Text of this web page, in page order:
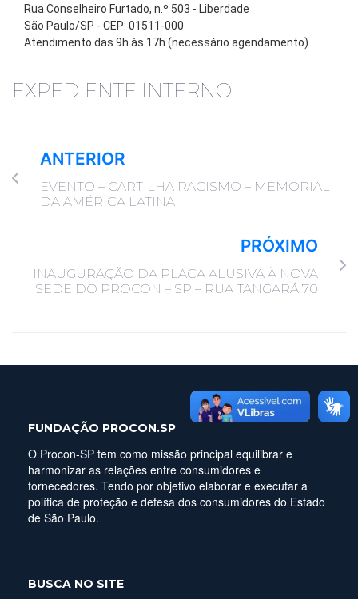
Rua Conselheiro Furtado, n.º 503 - Liberdade
São Paulo/SP - CEP: 01511-000
Atendimento das 9h às 17h (necessário agendamento)
EXPEDIENTE INTERNO
ANTERIOR
EVENTO – CARTILHA RACISMO – MEMORIAL
DA AMÉRICA LATINA
PRÓXIMO
INAUGURAÇÃO DA PLACA ALUSIVA À NOVA
SEDE DO PROCON – SP – RUA TANGARÁ 70
FUNDAÇÃO PROCON.SP
O Procon-SP tem como missão principal equilibrar e
harmonizar as relações entre consumidores e
fornecedores. Tendo por objetivo elaborar e executar a
política de proteção e defesa dos consumidores do Estado
de São Paulo.
BUSCA NO SITE